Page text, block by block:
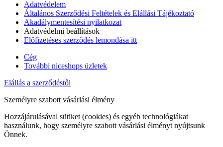
Adatvédelem
Általános Szerződési Feltételek és Elállási Tájékoztató
Akadálymentesítési nyilatkozat
Adatvédelmi beállítások
Előfizetéses szerződés lemondása itt
Cég
További niceshops üzletek
Elállás a szerződéstől
Személyre szabott vásárlási élmény
Hozzájárulásával sütiket (cookies) és egyéb technológiákat
használunk, hogy személyre szabott vásárlási élményt nyújtsunk
Önnek.